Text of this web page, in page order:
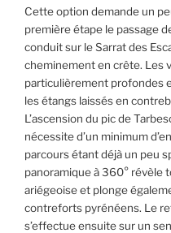
Cette option demande un
première étape le passage
conduit sur le Sarrat des
cheminement en crête. Les
particulièrement profondes
les étangs laissés en
L’ascension du pic de
nécessite d’un minimum
parcours étant déjà un peu
panoramique à 360° révèle
ariégeoise et plonge
contreforts pyrénéens. Le
s’effectue ensuite sur un